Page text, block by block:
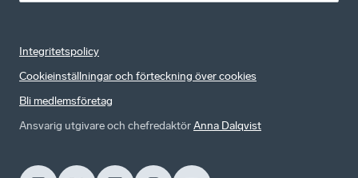
Integritetspolicy
Cookieinställningar och förteckning över cookies
Bli medlemsföretag
Ansvarig utgivare och chefredaktörAnna Dalqvist